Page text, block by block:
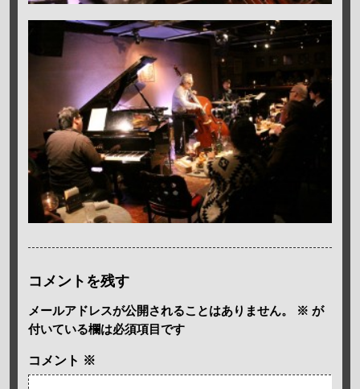
コメントを残す
メールアドレスが公開されることはありません。 ※ が
付いている欄は必須項目です
コメント ※